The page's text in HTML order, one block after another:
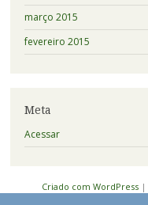
março 2015
fevereiro 2015
Meta
Acessar
Criado com WordPress |